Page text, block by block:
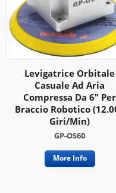
Levigatrice Orbitale
Casuale Ad Aria
Compressa Da 6" Per
Braccio Robotico
Giri/min)
GP-OS60
More Info